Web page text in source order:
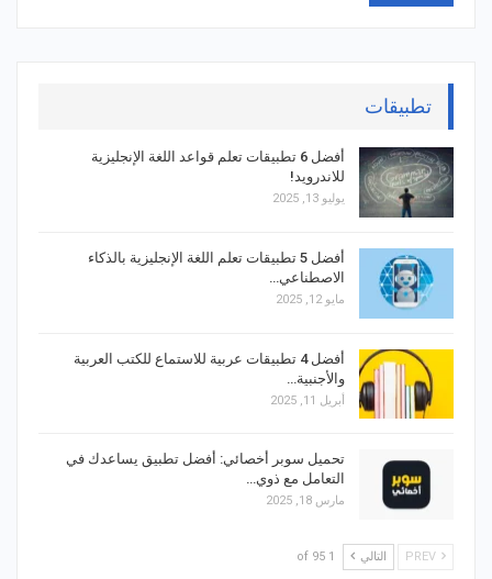
تطبيقات
أفضل 6 تطبيقات تعلم قواعد اللغة الإنجليزية
للاندرويد!
يوليو 13, 2025
أفضل 5 تطبيقات تعلم اللغة الإنجليزية بالذكاء
الاصطناعي…
مايو 12, 2025
أفضل 4 تطبيقات عربية للاستماع للكتب العربية
والأجنبية…
أبريل 11, 2025
تحميل سوبر أخصائي: أفضل تطبيق يساعدك في
التعامل مع ذوي…
مارس 18, 2025
التالي 1 of 95